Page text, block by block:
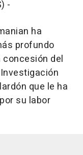
-
ha
profundo
del
que le ha
su labor